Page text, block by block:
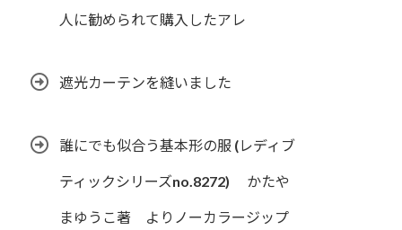
人に勧められて購入したアレ
遮光カーテンを縫いました
誰にでも似合う基本形の服 (レディブ
ティックシリーズno.8272) かたや
まゆうこ著 よりノーカラージップ